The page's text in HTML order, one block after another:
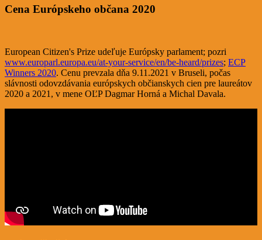
Cena Európskeho občana 2020
European Citizen's Prize udeľuje Európsky parlament; pozri
www.europarl.europa.eu/at-your-service/en/be-heard/prizes; ECP
Winners 2020. Cenu prevzala dňa 9.11.2021 v Bruseli, počas
slávnosti odovzdávania európskych občianskych cien pre laureátov
2020 a 2021, v mene OĽP Dagmar Horná a Michal Davala.